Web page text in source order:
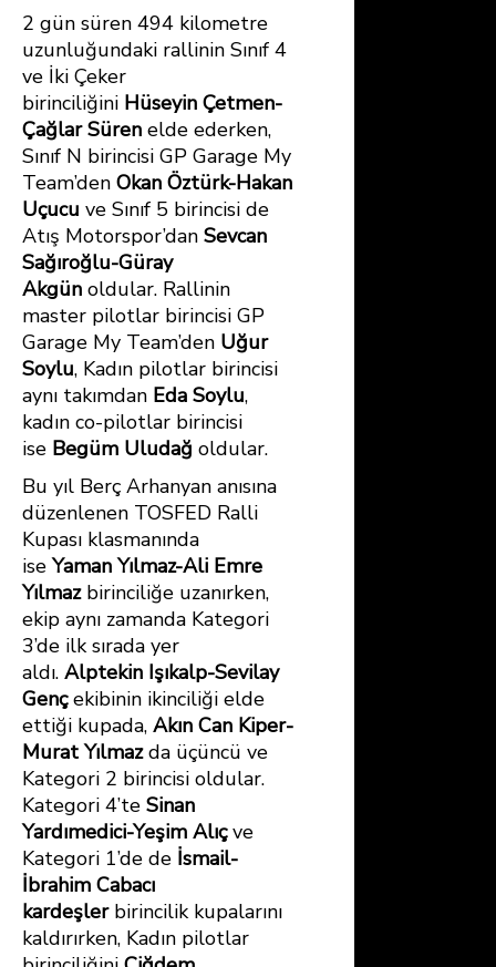
2 gün süren 494 kilometre
uzunluğundaki rallinin Sınıf 4
ve İki Çeker
birinciliğini Hüseyin Çetmen-
Çağlar Süren elde ederken,
Sınıf N birincisi GP Garage My
Team’den Okan Öztürk-Hakan
Uçucu ve Sınıf 5 birincisi de
Atış Motorspor’dan Sevcan
Sağıroğlu-Güray
Akgün oldular. Rallinin
master pilotlar birincisi GP
Garage My Team’den Uğur
Soylu, Kadın pilotlar birincisi
aynı takımdan Eda Soylu,
kadın co-pilotlar birincisi
ise Begüm Uludağ oldular.
Bu yıl Berç Arhanyan anısına
düzenlenen TOSFED Ralli
Kupası klasmanında
iseYaman Yılmaz-Ali Emre
Yılmazbirinciliğe uzanırken,
ekip aynı zamanda Kategori
3’de ilk sırada yer
aldı. Alptekin Işıkalp-Sevilay
Gençekibinin ikinciliği elde
ettiği kupada, Akın Can Kiper-
Murat Yılmazda üçüncü ve
Kategori 2 birincisi oldular.
Kategori 4’te Sinan
Yardımedici-Yeşim Alıçve
Kategori 1’de de İsmail-
İbrahim Cabacı
kardeşlerbirincilik kupalarını
kaldırırken, Kadın pilotlar